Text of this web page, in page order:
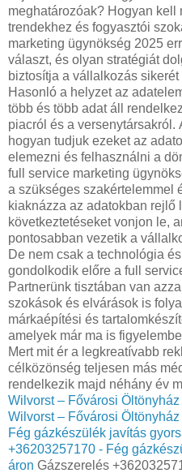
meghatározóak? Hogyan
trendekhez és fogyasztói
marketing ügynökség 2025
választ, és olyan stratégiát
biztosítja a vállalkozás
Hasonló a helyzet az
több és több adat áll
piacról és a
hogyan tudjuk ezeket az
elemezni és felhasználni a
full service marketing
a szükséges szakértelemmel
kiaknázza az adatokban rejlő
következtetéseket vonjon le,
pontosabban vezetik a
De nem csak a technológia
gondolkodik előre a full
Partnerünk tisztában van
szokások és elvárások is
márkaépítési és
amelyek már ma is
Mert mit ér a legkreatívabb
célközönség teljesen más
rendelkezik majd néhány év
Wilvorst – Fővárosi Öltönyház
Wilvorst – Fővárosi Öltönyház
Fég gázkészülék javítás
+36203257170 - Fég
áron Gázszerelés